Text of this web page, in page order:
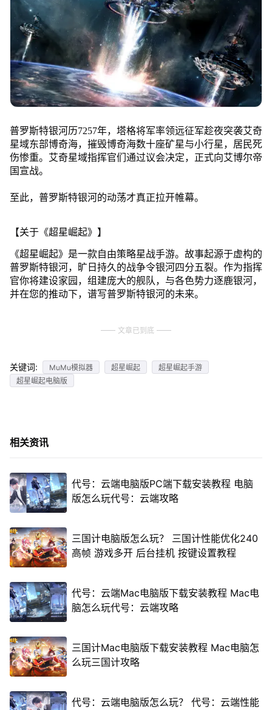
普罗斯特银河历7257年，塔格将军率领远征军趁夜突袭艾奇
星域东部博奇海，摧毁博奇海数十座矿星与小行星，居民死
伤惨重。艾奇星域指挥官们通过议会决定，正式向艾博尔帝
国宣战。
至此，普罗斯特银河的动荡才真正拉开帷幕。
【关于《超星崛起》】
《超星崛起》是一款自由策略星战手游。故事起源于虚构的
普罗斯特银河，旷日持久的战争令银河四分五裂。作为指挥
官你将建设家园，组建庞大的舰队，与各色势力逐鹿银河，
并在您的推动下，谱写普罗斯特银河的未来。
文章已到底
关键词: MuMu模拟器 超星崛起
超星崛起手游
超星崛起电脑版
相关资讯
代号：云端电脑版PC端下载安装教程 电脑
版怎么玩代号：云端攻略
三国计电脑版怎么玩？ 三国计性能优化240
高帧 游戏多开 后台挂机 按键设置教程
代号：云端Mac电脑版下载安装教程 Mac电
脑怎么玩代号：云端攻略
三国计Mac电脑版下载安装教程 Mac电脑怎
么玩三国计攻略
代号：云端电脑版怎么玩？ 代号：云端性能